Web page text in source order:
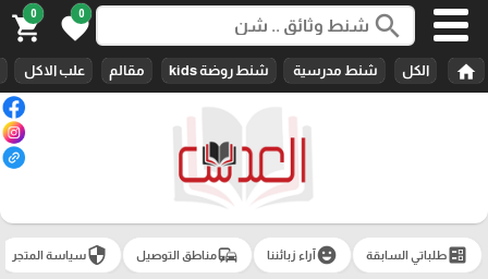
search
0
favorite
0
shopping_cart
home الكل شنط مدرسية شنط روضة kids مقالم علب الاكل
ballotطلباتي السابقة emoji_emotionsآراء زبائننا commuteمناطق التوصيل securityسياسة المتجر